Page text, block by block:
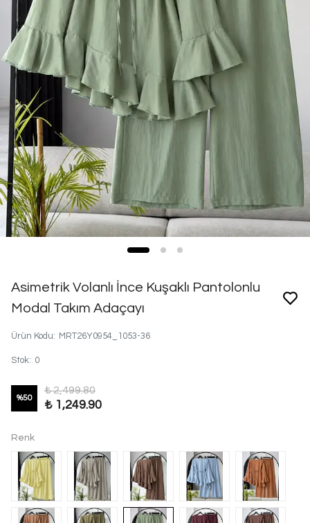
Asimetrik Volanlı İnce Kuşaklı Pantolonlu
Modal Takım Adaçayı
Ürün Kodu: MRT26Y0954_1053-36
Stok: 0
%50
₺ 2,499.80
₺ 1,249.90
Renk